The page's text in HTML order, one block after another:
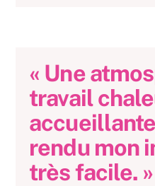
« Une
travail
rendu mon
très facile. »